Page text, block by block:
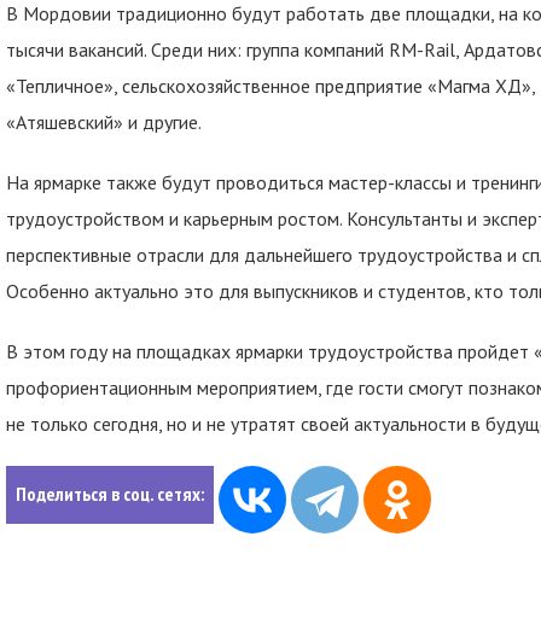
В Мордовии традиционно будут работать две площадки, на
тысячи вакансий. Среди них: группа компаний RM-Rail,
«Тепличное», сельскохозяйственное предприятие «Магма
«Атяшевский» и другие.
На ярмарке также будут проводиться мастер-классы и
трудоустройством и карьерным ростом. Консультанты и
перспективные отрасли для дальнейшего трудоустройства и
Особенно актуально это для выпускников и студентов, кто
В этом году на площадках ярмарки трудоустройства
профориентационным мероприятием, где гости смогут
не только сегодня, но и не утратят своей актуальности в
Поделиться в соц. сетях: